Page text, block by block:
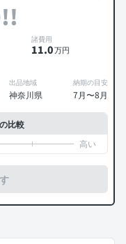
諸費用
11.0万円
出品地域
神奈川県
納期の目安
7月〜8月
比較